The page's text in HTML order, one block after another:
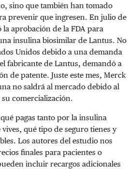
sino que también han tomado
prevenir que ingresen. En julio de
la aprobación de la FDA para
insulina biosimilar de Lantus. No
Unidos debido a una demanda
fabricante de Lantus, demandó a
de patente. Juste este mes, Merck
no saldrá al mercado debido al
comercialización.
pagas tanto por la insulina
qué tipo de seguro tienes y
Los autores del estudio nos
finales para pacientes o
incluir recargos adicionales